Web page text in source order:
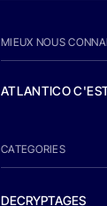
MIEUX NOUS
ATLANTICO
CATEGORIES
DECRYPTAGES